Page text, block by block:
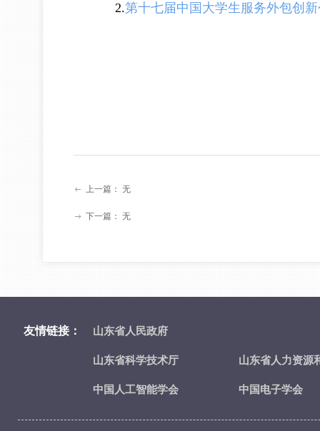
2.第十七届中国大学生服务外包创
ꂃ 上一篇： 无
ꁹ 下一篇： 无
友情链接： 山东省人民政府
山东省科学技术厅 山东省人力资源
中国人工智能学会 中国电子学会